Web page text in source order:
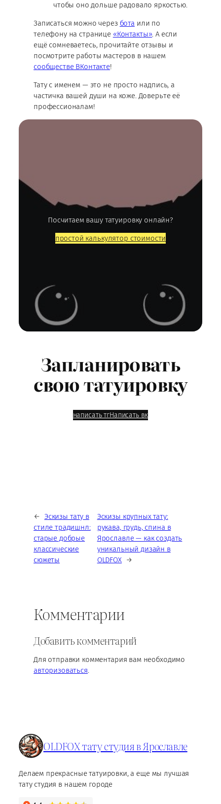
чтобы оно дольше радовало яркостью.
Записаться можно через бота или по
телефону на странице «Контакты». А если
ещё сомневаетесь, прочитайте отзывы и
посмотрите работы мастеров в нашем
сообществе ВКонтакте!
Тату с именем — это не просто надпись, а
частичка вашей души на коже. Доверьте её
профессионалам!
Посчитаем вашу татуировку онлайн?
простой калькулятор стоимости
Запланировать
свою татуировку
написать тгНаписать вк
← Эскизы тату в
стиле традишнл:
старые добрые
классические
сюжеты
Эскизы крупных тату:
рукава, грудь, спина в
Ярославле — как создать
уникальный дизайн в
OLDFOX →
Комментарии
Добавить комментарий
Для отправки комментария вам необходимо
авторизоваться.
OLDFOX тату студия в Ярославле
Делаем прекрасные татуировки, а еще мы лучшая
тату студия в нашем городе